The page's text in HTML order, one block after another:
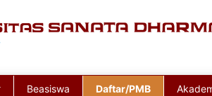
Beasiswa Daftar/PMB